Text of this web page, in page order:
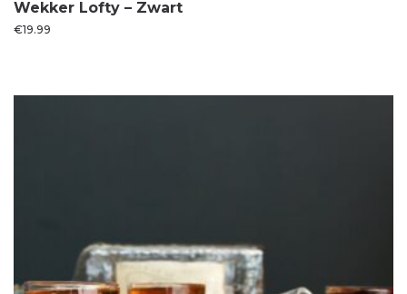
Wekker Lofty – Zwart
€19.99